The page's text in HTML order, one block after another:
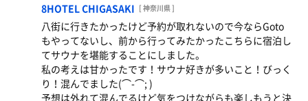
した。
申し訳ありませんでした。
今後気をつけますとおっしゃってました。
兎にも角にも私の濡れ衣も晴れて良かったです^_^
的に注意するのも角がたつからなかなか注意もしづらいと
思うので放送で流したほうがいいのではないでしょうか？
実は前に行ったことのある他の施設で放送してるところが
あって、そこは場所取りしてる人は一人もいませんでした
からきっと放送のほうが効果あるのかもしれないと思った
ので…。と余計なことを言ってしまいましたがお店の方は
ありがとうございます。貴重なご意見です。上に報告しま
う、みんな早々と出て行く、あるいは覗くだけ。
クーリングルーム？(呼び方を忘れました(⌒-⌒; )でクール
ダウンしたあとにミュージックロウリュを体験。この部屋
もまあまあ熱い。ロウリュと風がきて熱くなる！結構ハー
ド^_^最初はミュージックなんて要らない！って思ってい
たけど、これもありかな^_^
8HOTEL CHIGASAKI [ 神奈川県 ]
八街に行きたかったけど予約が取れないので今ならGoto
もやってないし、前から行ってみたかったこちらに宿泊し
てサウナを堪能することにしました。
私の考えは甘かったです！サウナ好きが多いこと！びっく
り！混んでました(⌒-⌒; )
予想は外れて混んでるけど気をつけながらも楽しもうと決